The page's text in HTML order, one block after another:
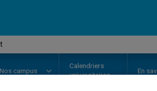
Nos campus
Calendriers
universitaires
En